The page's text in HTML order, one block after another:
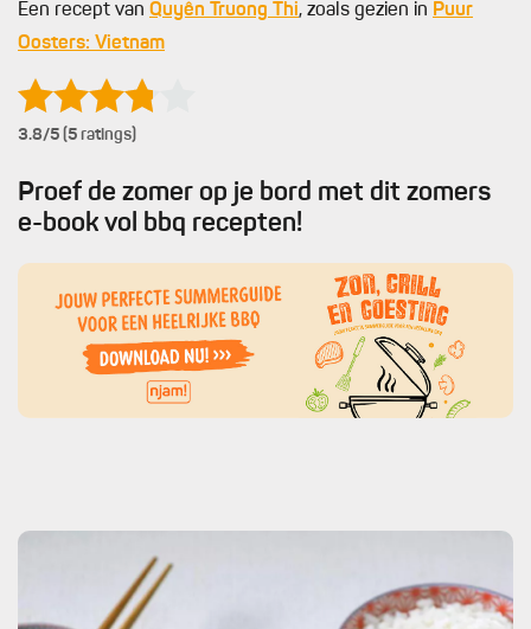
Een recept van Quyên Truong Thi, zoals gezien in Puur
Oosters: Vietnam
3.8/5 (5 ratings)
Proef de zomer op je bord met dit zomers
e-book vol bbq recepten!